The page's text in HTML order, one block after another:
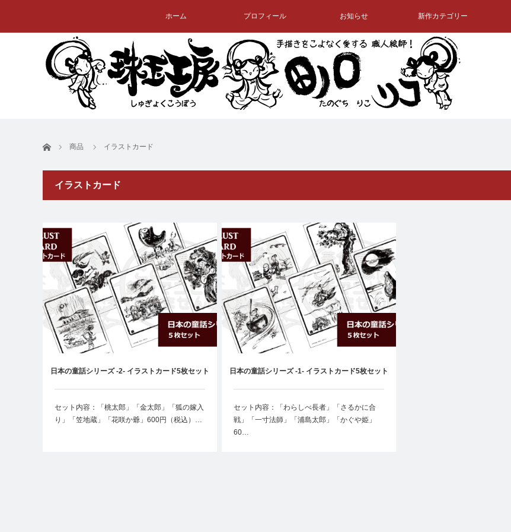
ホーム プロフィール お知らせ 新作カテゴリー
ホーム 商品 イラストカード
イラストカード
日本の童話シリーズ -2- イラストカード5枚セット
セット内容：「桃太郎」「金太郎」「狐の嫁入
り」「笠地蔵」「花咲か爺」600円（税込）…
日本の童話シリーズ -1- イラストカード5枚セット
セット内容：「わらしべ長者」「さるかに合
戦」「一寸法師」「浦島太郎」「かぐや姫」
60…